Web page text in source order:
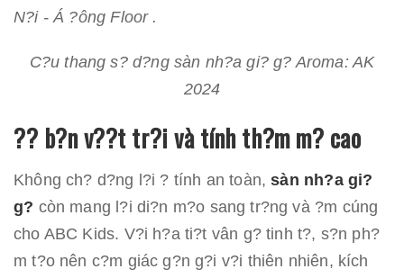
C?u thang s? d?ng sàn nh?a gi? g? Aroma: AK
2024
?? b?n v??t tr?i và tính th?m m? cao
Không ch? d?ng l?i ? tính an toàn,sàn nh?a gi?
g? còn mang l?i di?n m?o sang tr?ng và ?m cúng
cho ABC Kids. V?i h?a ti?t vân g? tinh t?, s?n ph?
m t?o nên c?m giác g?n g?i v?i thiên nhiên, kích